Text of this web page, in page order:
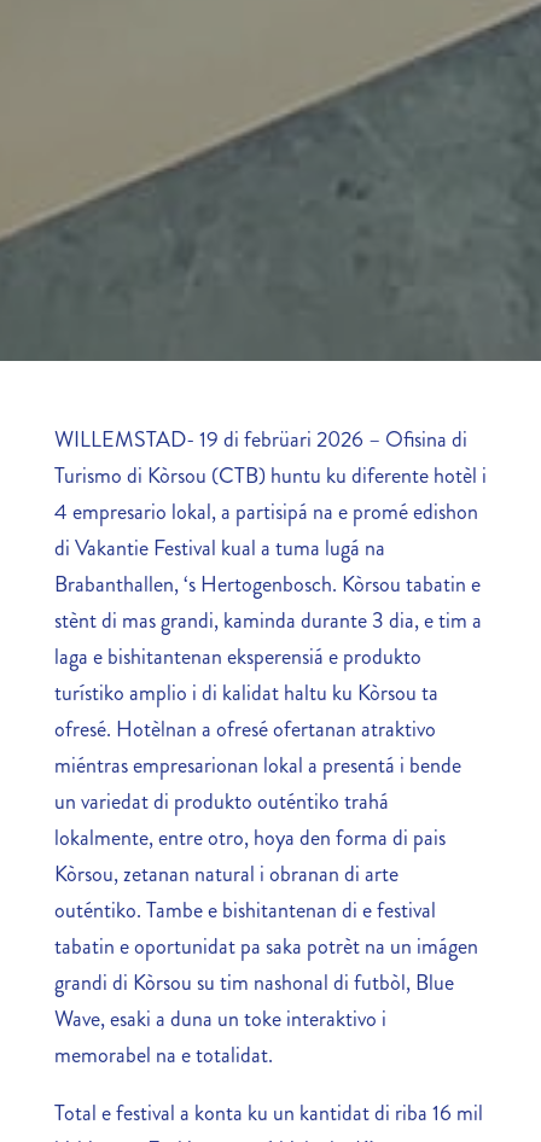
WILLEMSTAD- 19 di febrüari 2026 – Ofisina di
Turismo di Kòrsou (CTB) huntu ku diferente hotèl i
4 empresario lokal, a partisipá na e promé edishon
di Vakantie Festival kual a tuma lugá na
Brabanthallen, ‘s Hertogenbosch. Kòrsou tabatin e
stènt di mas grandi, kaminda durante 3 dia, e tim a
laga e bishitantenan eksperensiá e produkto
turístiko amplio i di kalidat haltu ku Kòrsou ta
ofresé. Hotèlnan a ofresé ofertanan atraktivo
miéntras empresarionan lokal a presentá i bende
un variedat di produkto outéntiko trahá
lokalmente, entre otro, hoya den forma di pais
Kòrsou, zetanan natural i obranan di arte
outéntiko. Tambe e bishitantenan di e festival
tabatin e oportunidat pa saka potrèt na un imágen
grandi di Kòrsou su tim nashonal di futbòl, Blue
Wave, esaki a duna un toke interaktivo i
memorabel na e totalidat.
Total e festival a konta ku un kantidat di riba 16 mil